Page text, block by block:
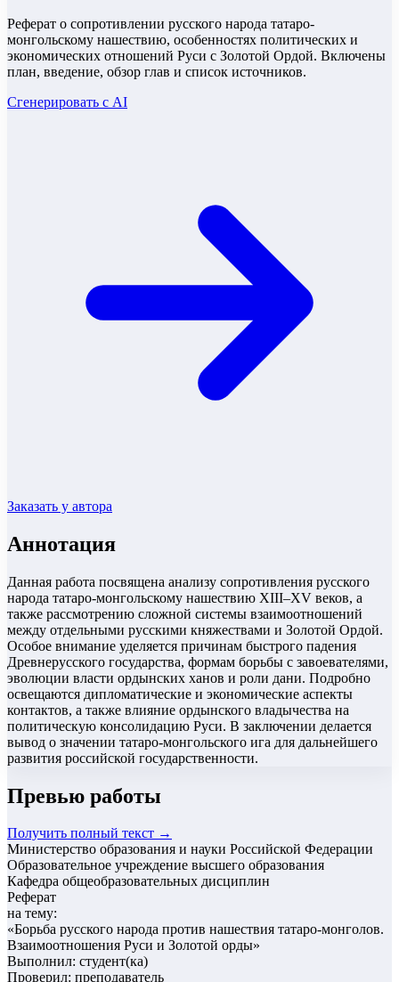
Реферат о сопротивлении русского народа татаро-
монгольскому нашествию, особенностях политических и
экономических отношений Руси с Золотой Ордой. Включены
план, введение, обзор глав и список источников.
Сгенерировать с AI
Заказать у автора
Аннотация
Данная работа посвящена анализу сопротивления русского
народа татаро-монгольскому нашествию XIII–XV веков, а
также рассмотрению сложной системы взаимоотношений
между отдельными русскими княжествами и Золотой Ордой.
Особое внимание уделяется причинам быстрого падения
Древнерусского государства, формам борьбы с завоевателями,
эволюции власти ордынских ханов и роли дани. Подробно
освещаются дипломатические и экономические аспекты
контактов, а также влияние ордынского владычества на
политическую консолидацию Руси. В заключении делается
вывод о значении татаро-монгольского ига для дальнейшего
развития российской государственности.
Превью работы
Получить полный текст →
Министерство образования и науки Российской Федерации
Образовательное учреждение высшего образования
Кафедра общеобразовательных дисциплин
Реферат
на тему:
«Борьба русского народа против нашествия татаро-монголов.
Взаимоотношения Руси и Золотой орды»
Выполнил: студент(ка)
Проверил: преподаватель